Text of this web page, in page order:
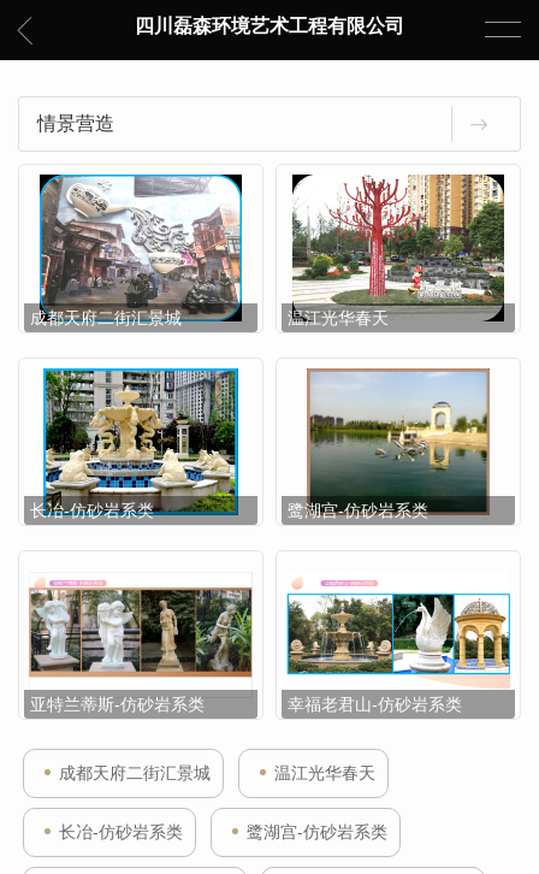
四川磊森环境艺术工程有限公司
情景营造
成都天府二街汇景城 温江光华春天
长冶-仿砂岩系类 鹭湖宫-仿砂岩系类
亚特兰蒂斯-仿砂岩系类 幸福老君山-仿砂岩系类
成都天府二街汇景城 温江光华春天
长冶-仿砂岩系类 鹭湖宫-仿砂岩系类